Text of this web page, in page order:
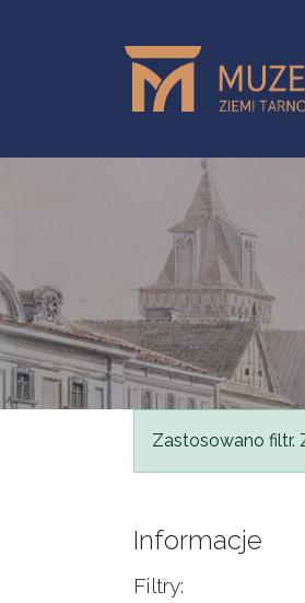
Komunikat
Zastosowano filtr.
Informacje
Filtry: